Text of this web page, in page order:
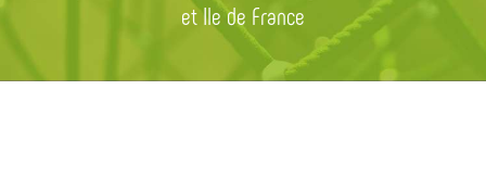
et Ile de France